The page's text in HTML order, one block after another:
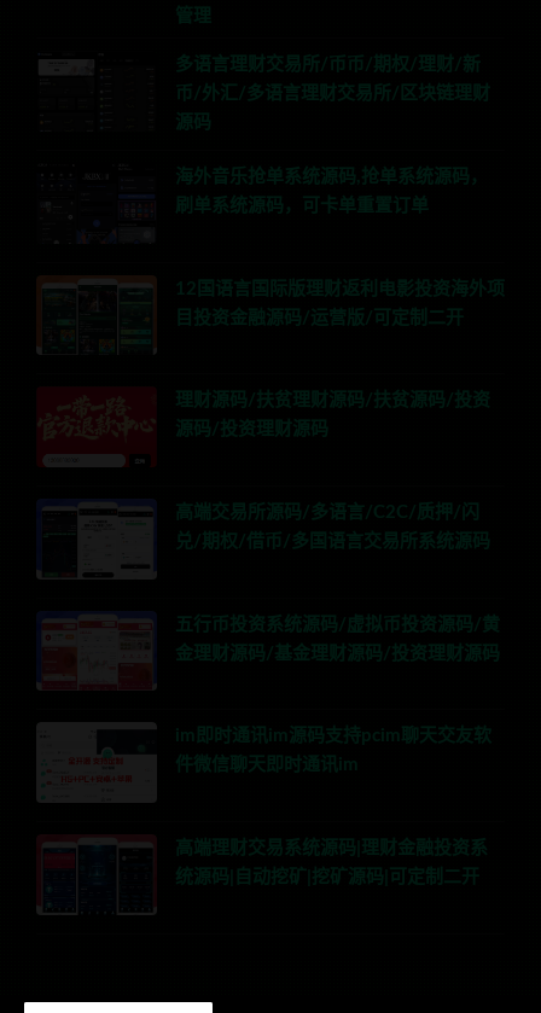
管理
多语言理财交易所/币币/期权/理财/新
币/外汇/多语言理财交易所/区块链理财
源码
海外音乐抢单系统源码,抢单系统源码，
刷单系统源码，可卡单重置订单
12国语言国际版理财返利电影投资海外项
目投资金融源码/运营版/可定制二开
理财源码/扶贫理财源码/扶贫源码/投资
源码/投资理财源码
高端交易所源码/多语言/C2C/质押/闪
兑/期权/借币/多国语言交易所系统源码
五行币投资系统源码/虚拟币投资源码/黄
金理财源码/基金理财源码/投资理财源码
im即时通讯im源码支持pcim聊天交友软
件微信聊天即时通讯im
高端理财交易系统源码|理财金融投资系
统源码|自动挖矿|挖矿源码|可定制二开